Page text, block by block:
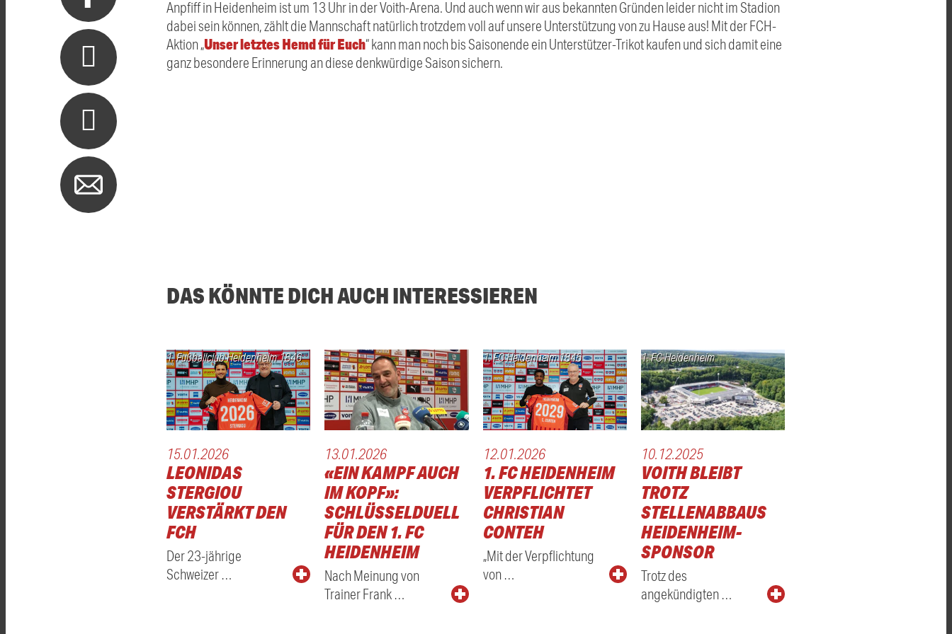
Anpfiff in Heidenheim ist um 13 Uhr in der Voith-Arena. Und auch wenn wir aus bekannten Gründen leider nicht im Stadion
dabei sein können, zählt die Mannschaft natürlich trotzdem voll auf unsere Unterstützung von zu Hause aus! Mit der FCH-
Aktion „Unser letztes Hemd für Euch“ kann man noch bis Saisonende ein Unterstützer-Trikot kaufen und sich damit eine
ganz besondere Erinnerung an diese denkwürdige Saison sichern.
DAS KÖNNTE DICH AUCH INTERESSIEREN
1. Fußballclub Heidenheim 1846
15.01.2026
LEONIDAS
STERGIOU
VERSTÄRKT DEN
FCH
Der 23-jährige
Schweizer …
13.01.2026
«EIN KAMPF AUCH
IM KOPF»:
SCHLÜSSELDUELL
FÜR DEN 1. FC
HEIDENHEIM
Nach Meinung von
Trainer Frank …
1. FC Heidenheim 1846
12.01.2026
1. FC HEIDENHEIM
VERPFLICHTET
CHRISTIAN
CONTEH
„Mit der Verpflichtung
von …
1. FC Heidenheim
10.12.2025
VOITH BLEIBT
TROTZ
STELLENABBAUS
HEIDENHEIM-
SPONSOR
Trotz des
angekündigten …